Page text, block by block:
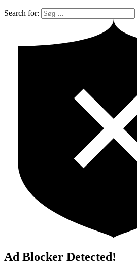
Search for:
Ad Blocker Detected!